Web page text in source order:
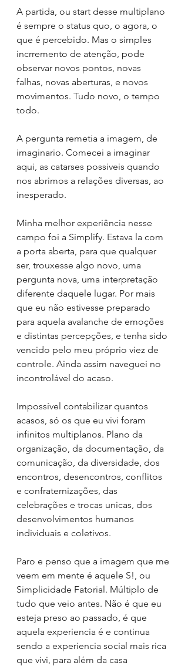
A partida, ou start desse multiplano
é sempre o status quo, o agora, o
que é percebido. Mas o simples
incrremento de atenção, pode
observar novos pontos, novas
falhas, novas aberturas, e novos
movimentos. Tudo novo, o tempo
todo.
A pergunta remetia a imagem, de
imaginario. Comecei a imaginar
aqui, as catarses possiveis quando
nos abrimos a relações diversas, ao
inesperado.
Minha melhor experiência nesse
campo foi a Simplify. Estava la com
a porta aberta, para que qualquer
ser, trouxesse algo novo, uma
pergunta nova, uma interpretação
diferente daquele lugar. Por mais
que eu não estivesse preparado
para aquela avalanche de emoções
e distintas percepções, e tenha sido
vencido pelo meu próprio viez de
controle. Ainda assim naveguei no
incontrolável do acaso.
Impossível contabilizar quantos
acasos, só os que eu vivi foram
infinitos multiplanos. Plano da
organização, da documentação, da
comunicação, da diversidade, dos
encontros, desencontros, conflitos
e confraternizações, das
celebrações e trocas unicas, dos
desenvolvimentos humanos
individuais e coletivos.
Paro e penso que a imagem que me
veem em mente é aquele S!, ou
Simplicidade Fatorial. Múltiplo de
tudo que veio antes. Não é que eu
esteja preso ao passado, é que
aquela experiencia é e continua
sendo a experiencia social mais rica
que vivi, para além da casa